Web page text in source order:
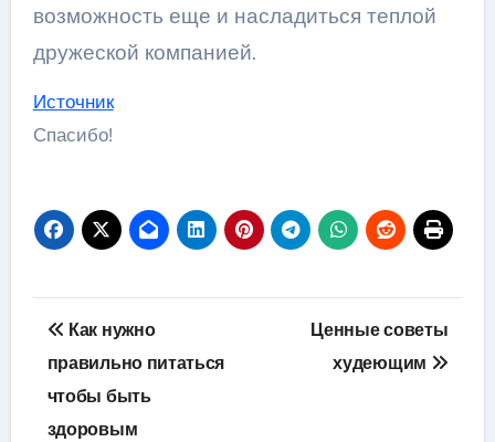
возможность еще и насладиться теплой
дружеской компанией.
Источник
Спасибо!
Навигация
по
записям
Как нужно
правильно питаться
чтобы быть
здоровым
Ценные советы
худеющим